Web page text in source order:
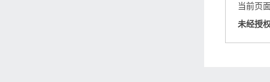
当前页
未经授